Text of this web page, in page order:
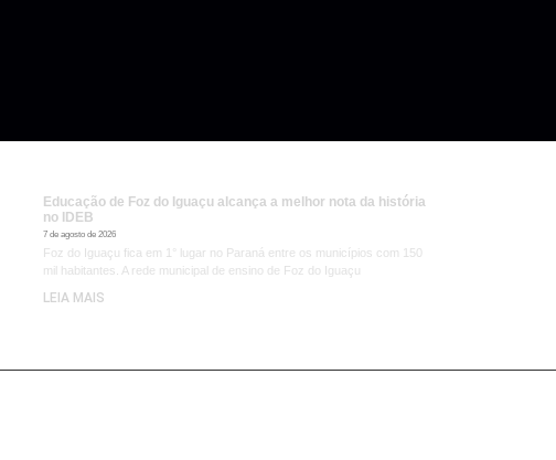
Educação de Foz do Iguaçu alcança a melhor nota da história
no IDEB
7 de agosto de 2026
Foz do Iguaçu fica em 1° lugar no Paraná entre os municípios com 150
mil habitantes. A rede municipal de ensino de Foz do Iguaçu
LEIA MAIS